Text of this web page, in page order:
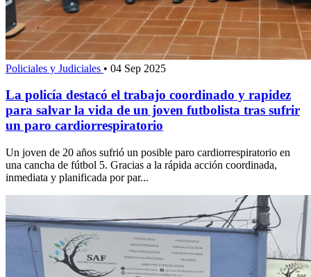
Policiales y Judiciales • 04 Sep 2025
La policía destacó el trabajo coordinado y rapidez
para salvar la vida de un joven futbolista tras sufrir
un paro cardiorrespiratorio
Un joven de 20 años sufrió un posible paro cardiorrespiratorio en
una cancha de fútbol 5. Gracias a la rápida acción coordinada,
inmediata y planificada por par...